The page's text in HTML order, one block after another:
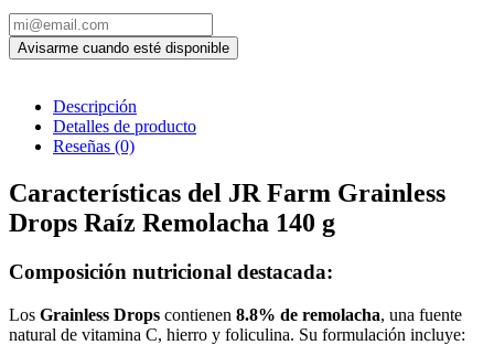
Descripción
Detalles de producto
Reseñas (0)
Características del JR Farm Grainless
Drops Raíz Remolacha 140 g
Composición nutricional destacada:
Los Grainless Drops contienen 8.8% de remolacha, una fuente
natural de vitamina C, hierro y foliculina. Su formulación incluye: